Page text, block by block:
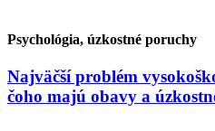
Psychológia, úzkostné poruchy
Najväčší problém
čoho majú obavy a